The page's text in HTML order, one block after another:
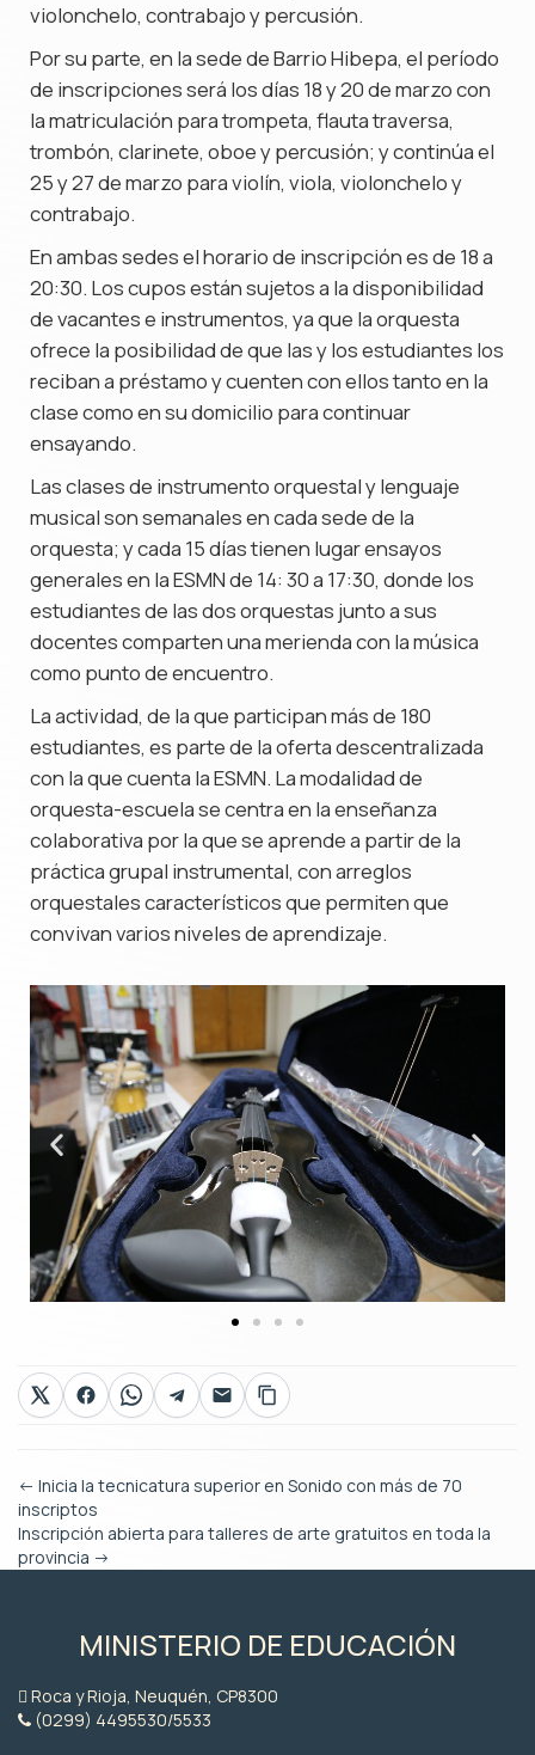
violonchelo, contrabajo y percusión.
Por su parte, en la sede de Barrio Hibepa, el período
de inscripciones será los días 18 y 20 de marzo con
la matriculación para trompeta, flauta traversa,
trombón, clarinete, oboe y percusión; y continúa el
25 y 27 de marzo para violín, viola, violonchelo y
contrabajo.
En ambas sedes el horario de inscripción es de 18 a
20:30. Los cupos están sujetos a la disponibilidad
de vacantes e instrumentos, ya que la orquesta
ofrece la posibilidad de que las y los estudiantes los
reciban a préstamo y cuenten con ellos tanto en la
clase como en su domicilio para continuar
ensayando.
Las clases de instrumento orquestal y lenguaje
musical son semanales en cada sede de la
orquesta; y cada 15 días tienen lugar ensayos
generales en la ESMN de 14: 30 a 17:30, donde los
estudiantes de las dos orquestas junto a sus
docentes comparten una merienda con la música
como punto de encuentro.
La actividad, de la que participan más de 180
estudiantes, es parte de la oferta descentralizada
con la que cuenta la ESMN. La modalidad de
orquesta-escuela se centra en la enseñanza
colaborativa por la que se aprende a partir de la
práctica grupal instrumental, con arreglos
orquestales característicos que permiten que
convivan varios niveles de aprendizaje.
← Inicia la tecnicatura superior en Sonido con más de 70
inscriptos
Inscripción abierta para talleres de arte gratuitos en toda la
provincia →
MINISTERIO DE EDUCACIÓN
Roca y Rioja, Neuquén, CP8300
(0299) 4495530/5533